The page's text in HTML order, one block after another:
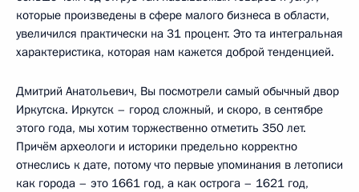
которые произведены в сфере малого бизнеса в области,
увеличился практически на 31 процент. Это та интегральная
характеристика, которая нам кажется доброй тенденцией.
Дмитрий Анатольевич, Вы посмотрели самый обычный двор
Иркутска. Иркутск – город сложный, и скоро, в сентябре
этого года, мы хотим торжественно отметить 350 лет.
Причём археологи и историки предельно корректно
отнеслись к дате, потому что первые упоминания в летописи
как города – это 1661 год, а как острога – 1621 год,